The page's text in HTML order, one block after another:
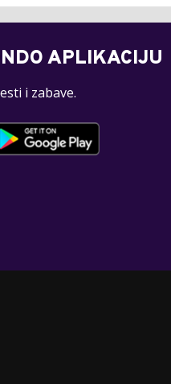
APLIKACIJU
i zabave.